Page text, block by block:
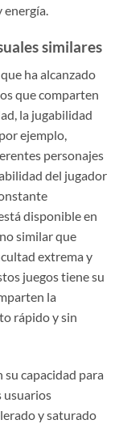
energía.
similares
ha alcanzado
que comparten
la jugabilidad
ejemplo,
personajes
del jugador
disponible en
similar que
extrema y
juegos tiene su
la
rápido y sin
su capacidad para
usuarios
y saturado